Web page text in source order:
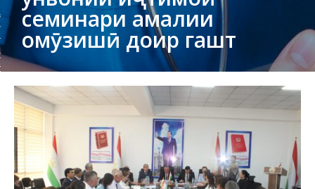
семинари амалии
омӯзишӣ доир гашт